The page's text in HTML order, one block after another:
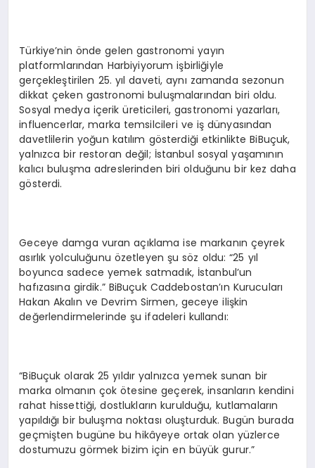
Türkiye’nin önde gelen gastronomi yayın
platformlarından Harbiyiyorum işbirliğiyle
gerçekleştirilen 25. yıl daveti, aynı zamanda sezonun
dikkat çeken gastronomi buluşmalarından biri oldu.
Sosyal medya içerik üreticileri, gastronomi yazarları,
influencerlar, marka temsilcileri ve iş dünyasından
davetlilerin yoğun katılım gösterdiği etkinlikte BiBuçuk,
yalnızca bir restoran değil; İstanbul sosyal yaşamının
kalıcı buluşma adreslerinden biri olduğunu bir kez daha
gösterdi.
Geceye damga vuran açıklama ise markanın çeyrek
asırlık yolculuğunu özetleyen şu söz oldu: “25 yıl
boyunca sadece yemek satmadık, İstanbul’un
hafızasına girdik.” BiBuçuk Caddebostan’ın Kurucuları
Hakan Akalın ve Devrim Sirmen, geceye ilişkin
değerlendirmelerinde şu ifadeleri kullandı:
“BiBuçuk olarak 25 yıldır yalnızca yemek sunan bir
marka olmanın çok ötesine geçerek, insanların kendini
rahat hissettiği, dostlukların kurulduğu, kutlamaların
yapıldığı bir buluşma noktası oluşturduk. Bugün burada
geçmişten bugüne bu hikâyeye ortak olan yüzlerce
dostumuzu görmek bizim için en büyük gurur.”